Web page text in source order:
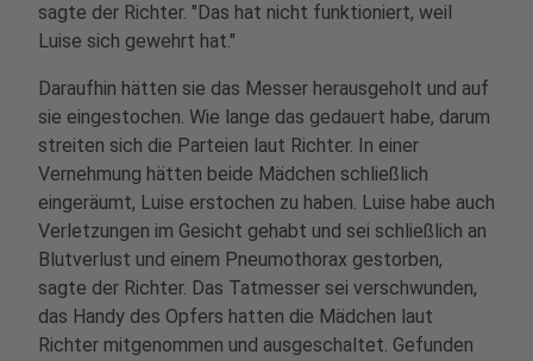
sagte der Richter. "Das hat nicht funktioniert, weil
Luise sich gewehrt hat."
Daraufhin hätten sie das Messer herausgeholt und auf
sie eingestochen. Wie lange das gedauert habe, darum
streiten sich die Parteien laut Richter. In einer
Vernehmung hätten beide Mädchen schließlich
eingeräumt, Luise erstochen zu haben. Luise habe auch
Verletzungen im Gesicht gehabt und sei schließlich an
Blutverlust und einem Pneumothorax gestorben,
sagte der Richter. Das Tatmesser sei verschwunden,
das Handy des Opfers hatten die Mädchen laut
Richter mitgenommen und ausgeschaltet. Gefunden